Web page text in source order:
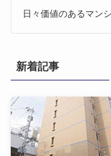
日々価値のあるマン
新着記事